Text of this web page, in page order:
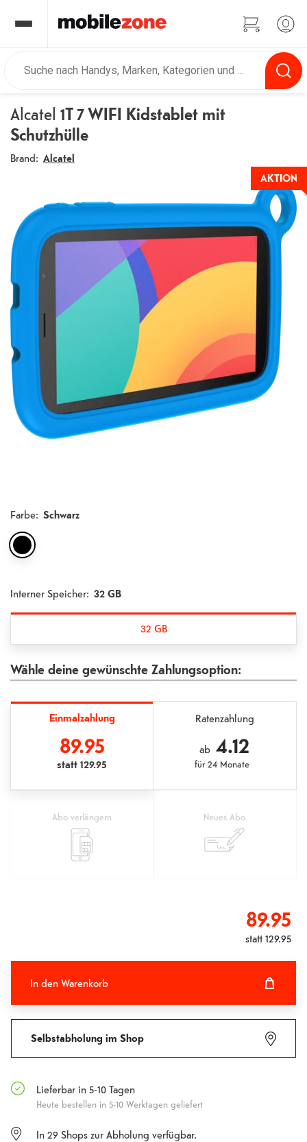
Alcatel 1T 7 WIFI Kidstablet mit
Schutzhülle
Brand: Alcatel
AKTION
Farbe: Schwarz
Interner Speicher: 32 GB
32 GB
Wähle deine gewünschte Zahlungsoption:
Einmalzahlung
89.95
statt129.95
Ratenzahlung
ab 4.12
für24 Monate
Abo verlängern Neues Abo
89.95
statt129.95
In den Warenkorb
Selbstabholung im Shop
Lieferbar in 5-10 Tagen
Heute bestellen in 5-10 Werktagen geliefert
In 29Shops zur Abholung verfügbar.